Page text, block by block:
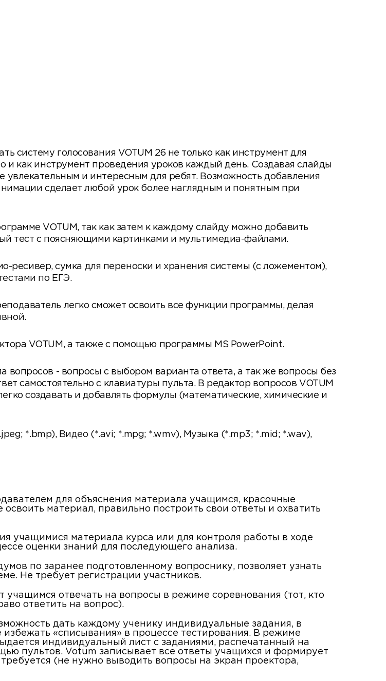
систему голосования VOTUM 26 не только как инструмент для
и как инструмент проведения уроков каждый день. Создавая слайды
увлекательным и интересным для ребят. Возможность добавления
сделает любой урок более наглядным и понятным при
VOTUM, так как затем к каждому слайду можно добавить
тест с поясняющими картинками и мультимедиа-файлами.
ресивер, сумка для переноски и хранения системы (с ложементом),
по ЕГЭ.
легко сможет освоить все функции программы, делая
VOTUM, а также с помощью программы MS PowerPoint.
вопросов - вопросы с выбором варианта ответа, а так же вопросы без
самостоятельно с клавиатуры пульта. В редактор вопросов VOTUM
создавать и добавлять формулы (математические, химические и
*.bmp), Видео (*.avi; *.mpg; *.wmv), Музыка (*.mp3; *.mid; *.wav),
для объяснения материала учащимся, красочные
материал, правильно построить свои ответы и охватить
учащимися материала курса или для контроля работы в ходе
оценки знаний для последующего анализа.
по заранее подготовленному вопроснику, позволяет узнать
Не требует регистрации участников.
учащимся отвечать на вопросы в режиме соревнования (тот, кто
ответить на вопрос).
дать каждому ученику индивидуальные задания, в
«списывания» в процессе тестирования. В режиме
индивидуальный лист с заданиями, распечатанный на
пультов. Votum записывает все ответы учащихся и формирует
(не нужно выводить вопросы на экран проектора,